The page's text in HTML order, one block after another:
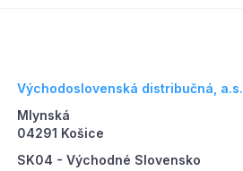
Východoslovenská distribučná, a.s.
Mlynská
04291 Košice
SK04 - Východné Slovensko